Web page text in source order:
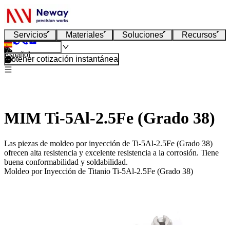
Servicios Materiales Soluciones Recursos
Español
Obtener cotización instantánea
MIM Ti-5Al-2.5Fe (Grado 38)
Las piezas de moldeo por inyección de Ti-5Al-2.5Fe (Grado 38)
ofrecen alta resistencia y excelente resistencia a la corrosión. Tiene
buena conformabilidad y soldabilidad.
Moldeo por Inyección de Titanio Ti-5Al-2.5Fe (Grado 38)